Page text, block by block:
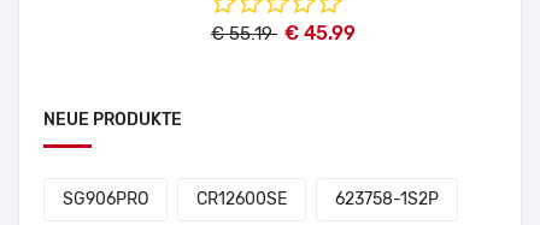
€ 55.19 € 45.99
NEUE PRODUKTE
SG906PRO CR12600SE 623758-1S2P